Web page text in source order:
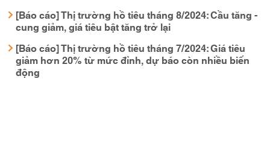
[Báo cáo] Thị trường hồ tiêu tháng 8/2024: Cầu tăng -
cung giảm, giá tiêu bật tăng trở lại
[Báo cáo] Thị trường hồ tiêu tháng 7/2024: Giá tiêu
giảm hơn 20% từ mức đỉnh, dự báo còn nhiều biến
động